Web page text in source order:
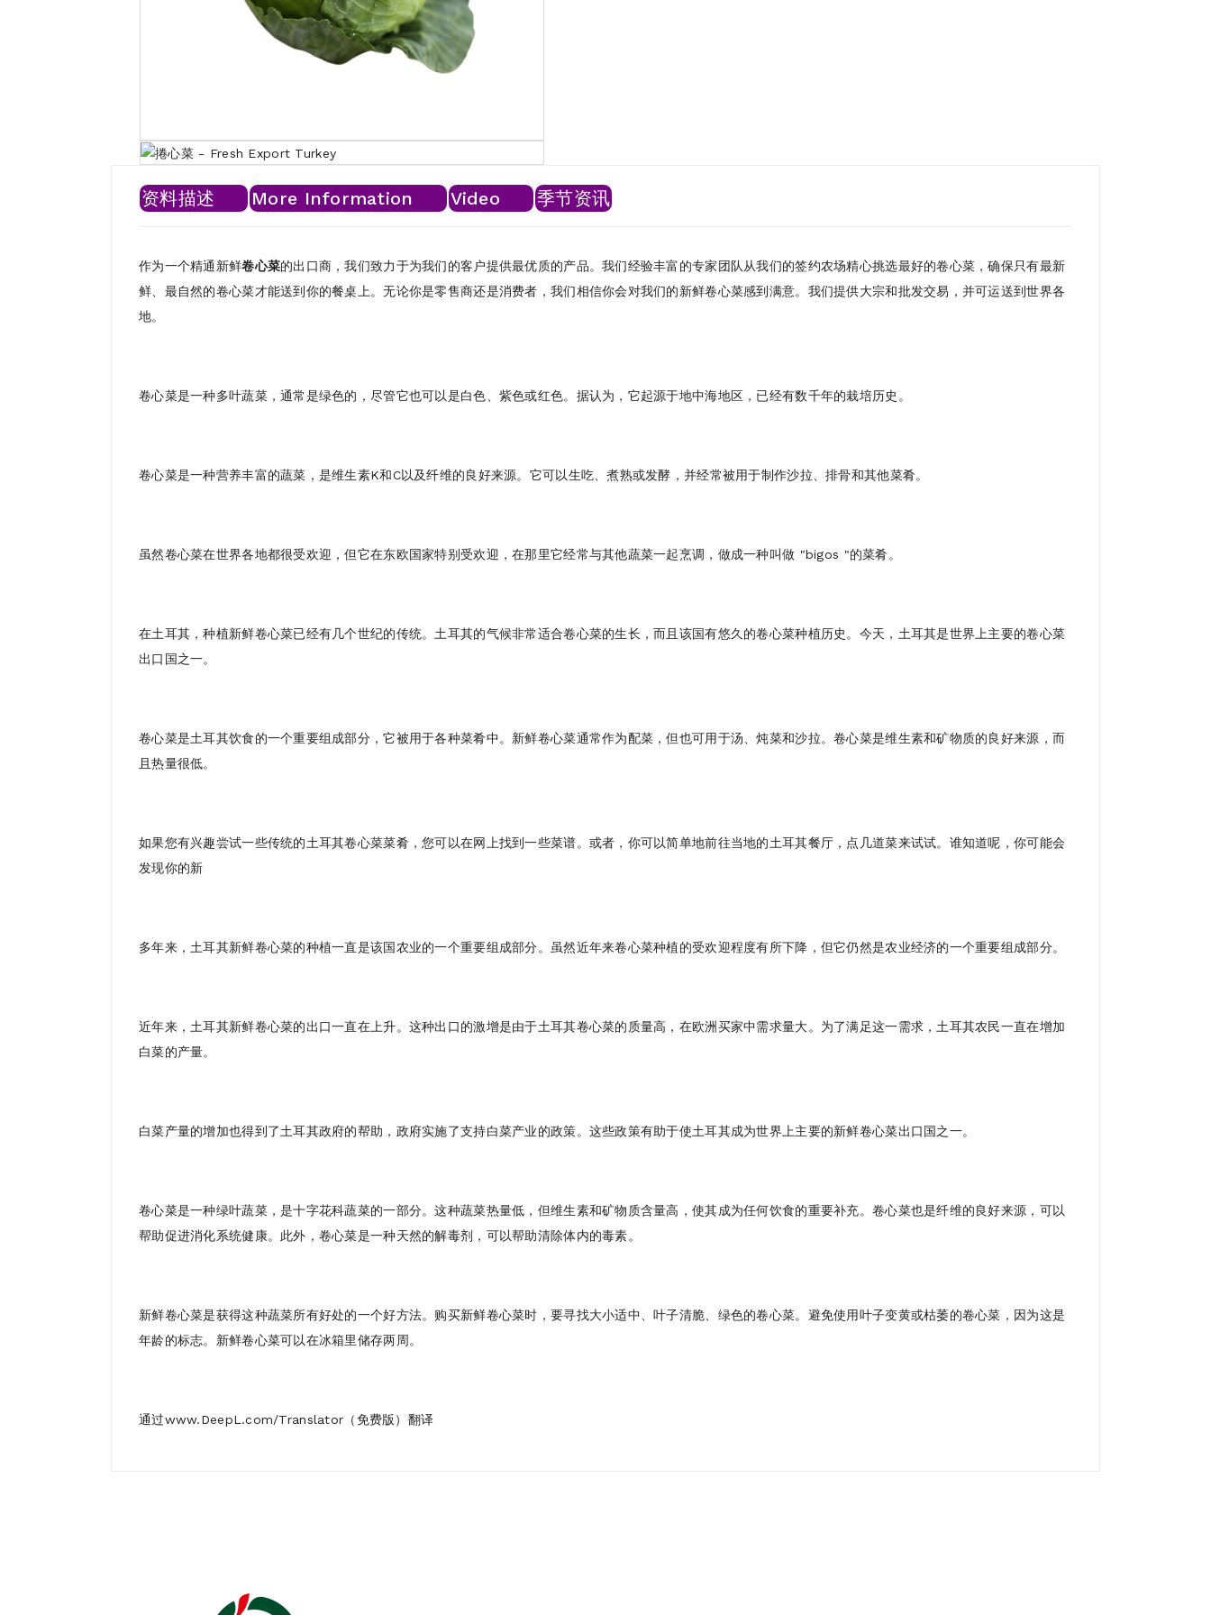
资料描述 More Information Video 季节资讯
作为一个精通新鲜卷心菜的出口商，我们致力于为我们的客户提供最优质的产品。我们经验丰富的专家团队从我们的签约农场精心挑选最好的卷心菜，确保只有最新
鲜、最自然的卷心菜才能送到你的餐桌上。无论你是零售商还是消费者，我们相信你会对我们的新鲜卷心菜感到满意。我们提供大宗和批发交易，并可运送到世界各
地。
卷心菜是一种多叶蔬菜，通常是绿色的，尽管它也可以是白色、紫色或红色。据认为，它起源于地中海地区，已经有数千年的栽培历史。
卷心菜是一种营养丰富的蔬菜，是维生素K和C以及纤维的良好来源。它可以生吃、煮熟或发酵，并经常被用于制作沙拉、排骨和其他菜肴。
虽然卷心菜在世界各地都很受欢迎，但它在东欧国家特别受欢迎，在那里它经常与其他蔬菜一起烹调，做成一种叫做 "bigos "的菜肴。
在土耳其，种植新鲜卷心菜已经有几个世纪的传统。土耳其的气候非常适合卷心菜的生长，而且该国有悠久的卷心菜种植历史。今天，土耳其是世界上主要的卷心菜
出口国之一。
卷心菜是土耳其饮食的一个重要组成部分，它被用于各种菜肴中。新鲜卷心菜通常作为配菜，但也可用于汤、炖菜和沙拉。卷心菜是维生素和矿物质的良好来源，而
且热量很低。
如果您有兴趣尝试一些传统的土耳其卷心菜菜肴，您可以在网上找到一些菜谱。或者，你可以简单地前往当地的土耳其餐厅，点几道菜来试试。谁知道呢，你可能会
发现你的新
多年来，土耳其新鲜卷心菜的种植一直是该国农业的一个重要组成部分。虽然近年来卷心菜种植的受欢迎程度有所下降，但它仍然是农业经济的一个重要组成部分。
近年来，土耳其新鲜卷心菜的出口一直在上升。这种出口的激增是由于土耳其卷心菜的质量高，在欧洲买家中需求量大。为了满足这一需求，土耳其农民一直在增加
白菜的产量。
白菜产量的增加也得到了土耳其政府的帮助，政府实施了支持白菜产业的政策。这些政策有助于使土耳其成为世界上主要的新鲜卷心菜出口国之一。
卷心菜是一种绿叶蔬菜，是十字花科蔬菜的一部分。这种蔬菜热量低，但维生素和矿物质含量高，使其成为任何饮食的重要补充。卷心菜也是纤维的良好来源，可以
帮助促进消化系统健康。此外，卷心菜是一种天然的解毒剂，可以帮助清除体内的毒素。
新鲜卷心菜是获得这种蔬菜所有好处的一个好方法。购买新鲜卷心菜时，要寻找大小适中、叶子清脆、绿色的卷心菜。避免使用叶子变黄或枯萎的卷心菜，因为这是
年龄的标志。新鲜卷心菜可以在冰箱里储存两周。
通过www.DeepL.com/Translator（免费版）翻译